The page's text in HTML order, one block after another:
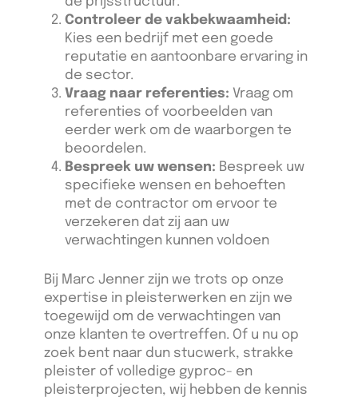
Controleer de vakbekwaamheid:
Kies een bedrijf met een goede
reputatie en aantoonbare ervaring in
de sector.
Vraag naar referenties: Vraag om
referenties of voorbeelden van
eerder werk om de waarborgen te
beoordelen.
Bespreek uw wensen: Bespreek uw
specifieke wensen en behoeften
met de contractor om ervoor te
verzekeren dat zij aan uw
verwachtingen kunnen voldoen
Bij Marc Jenner zijn we trots op onze
expertise in pleisterwerken en zijn we
toegewijd om de verwachtingen van
onze klanten te overtreffen. Of u nu op
zoek bent naar dun stucwerk, strakke
pleister of volledige gyproc- en
pleisterprojecten, wij hebben de kennis